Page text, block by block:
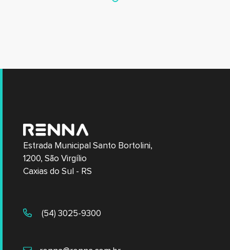
Estrada Municipal Santo Bortolini,
1200, São Virgílio
Caxias do Sul - RS
(54) 3025-9300